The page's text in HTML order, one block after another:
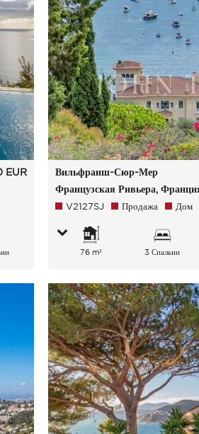
EUR
Вильфранш-Сюр-Мер
Французская Ривьера,
V2127SJ Продажа Дом
76 m² 3 Спальни